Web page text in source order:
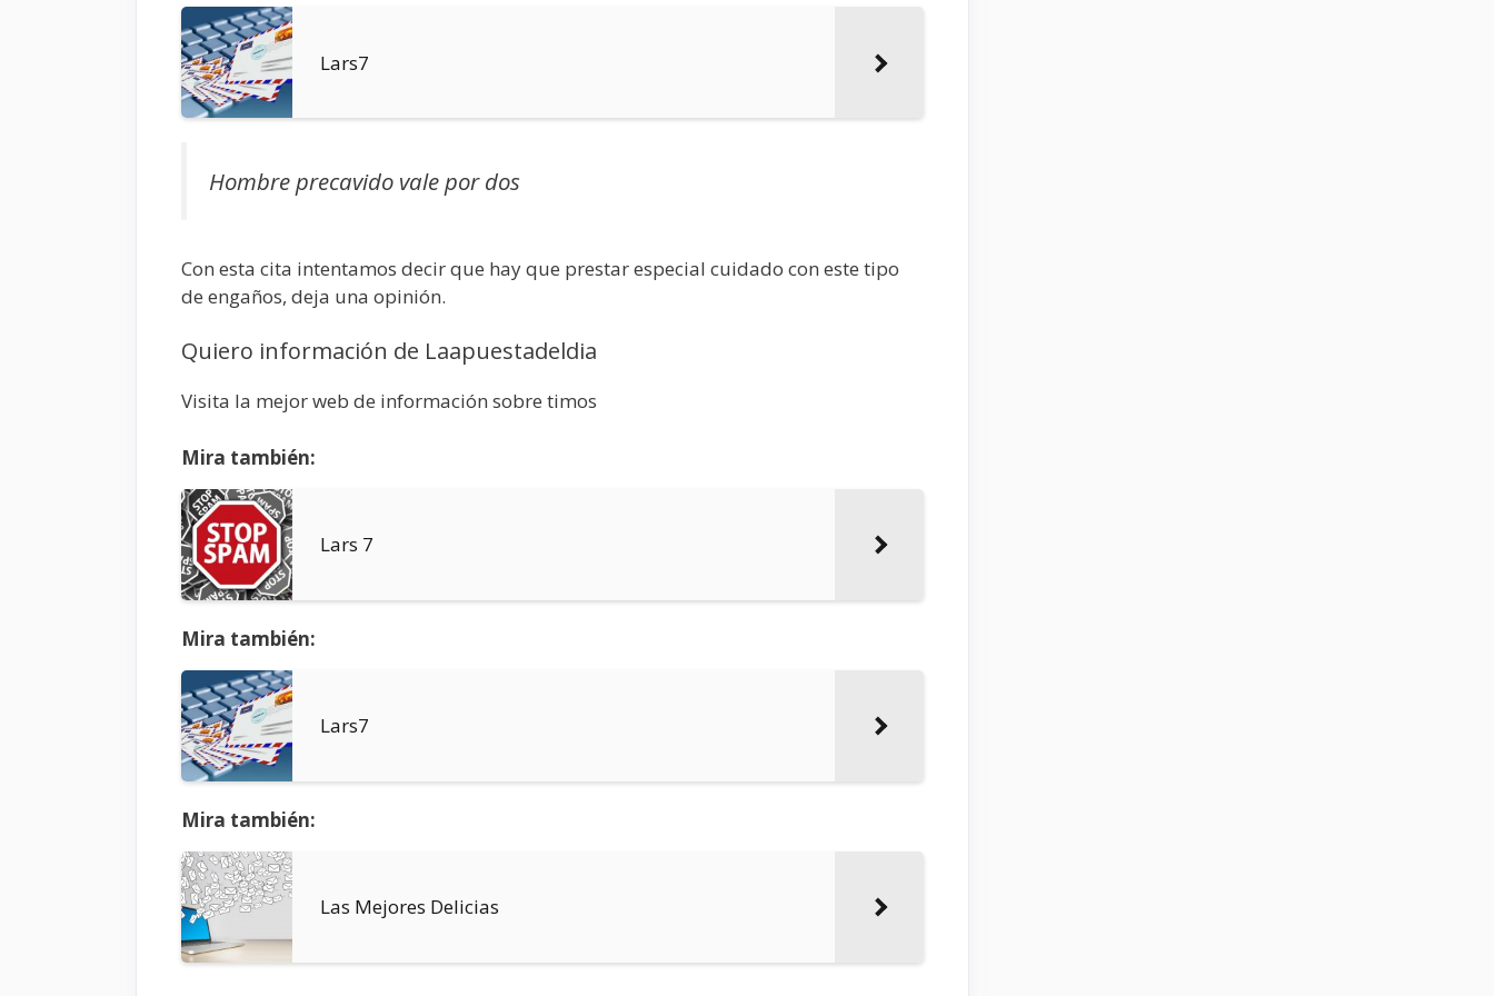
Lars7
Hombre precavido vale por dos
Con esta cita intentamos decir que hay que prestar especial cuidado con este tipo
de engaños, deja una opinión.
Quiero información de Laapuestadeldia
Visita la mejor web de información sobre timos
Mira también:
Lars 7
Mira también:
Lars7
Mira también:
Las Mejores Delicias